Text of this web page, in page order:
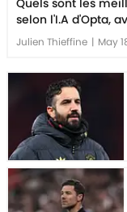
Quels sont les
selon l'I.A d'Opta,
Julien Thieffine | May